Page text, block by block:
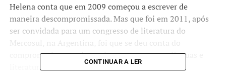
Helena conta que em 2009 começou a escrever de
maneira descompromissada. Mas que foi em 2011, após
ser convidada para um congresso de literatura do
comprometimento de escritores com as suas línguas e
literatura.
CONTINUAR A LER